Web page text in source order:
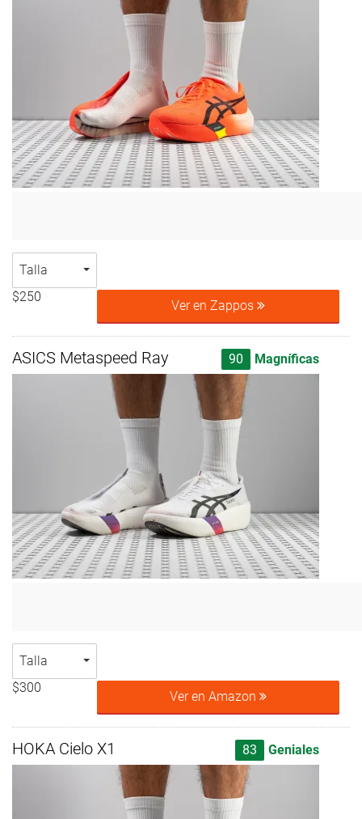
Talla
$250
Ver en Zappos
ASICS Metaspeed Ray 90 Magníficas
Talla
$300
Ver en Amazon
HOKA Cielo X1 83 Geniales